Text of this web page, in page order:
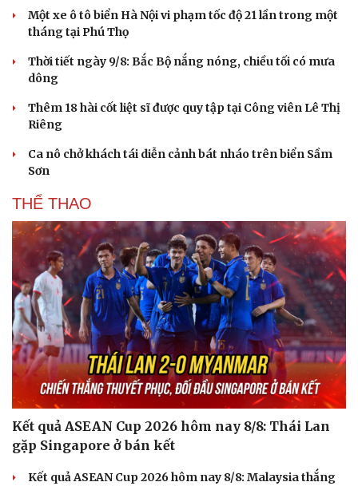
Một xe ô tô biển Hà Nội vi phạm tốc độ 21 lần trong một
tháng tại Phú Thọ
Thời tiết ngày 9/8: Bắc Bộ nắng nóng, chiều tối có mưa
dông
Thêm 18 hài cốt liệt sĩ được quy tập tại Công viên Lê Thị
Riêng
Ca nô chở khách tái diễn cảnh bát nháo trên biển Sầm
Sơn
THỂ THAO
Kết quả ASEAN Cup 2026 hôm nay 8/8: Thái Lan
gặp Singapore ở bán kết
Kết quả ASEAN Cup 2026 hôm nay 8/8: Malaysia thắng